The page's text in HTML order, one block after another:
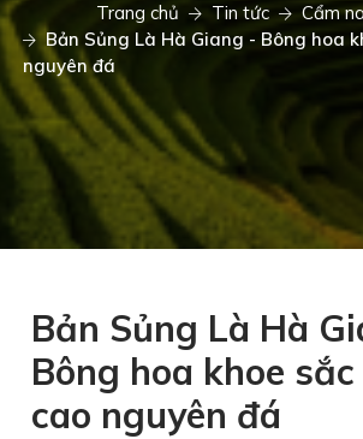
Trang chủ Tin tức
Cẩm
Bản Sủng Là Hà Giang - Bông hoa
nguyên đá
Bản Sủng Là Hà
Bông hoa khoe
cao nguyên đá